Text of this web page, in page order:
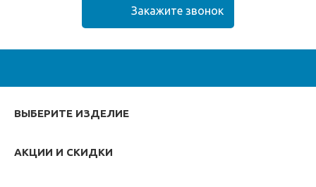
ВЫБЕРИТЕ ИЗДЕЛИЕ
АКЦИИ И СКИДКИ